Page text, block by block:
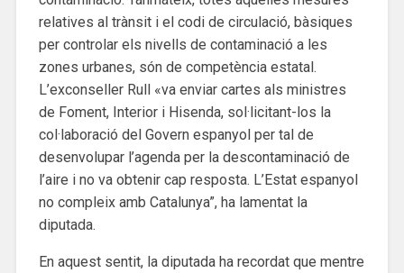
relatives al trànsit i el codi de circulació, bàsiques
per controlar els nivells de contaminació a les
zones urbanes, són de competència estatal.
L’exconseller Rull «va enviar cartes als ministres
de Foment, Interior i Hisenda, sol·licitant-los la
col·laboració del Govern espanyol per tal de
desenvolupar l’agenda per la descontaminació de
l’aire i no va obtenir cap resposta. L’Estat espanyol
no compleix amb Catalunya”, ha lamentat la
diputada.
En aquest sentit, la diputada ha recordat que mentre